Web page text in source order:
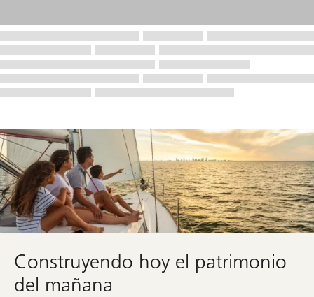
Ir
a
la
sección
sobre
Wealth
Way
UBS
Construyendo hoy el patrimonio
del mañana